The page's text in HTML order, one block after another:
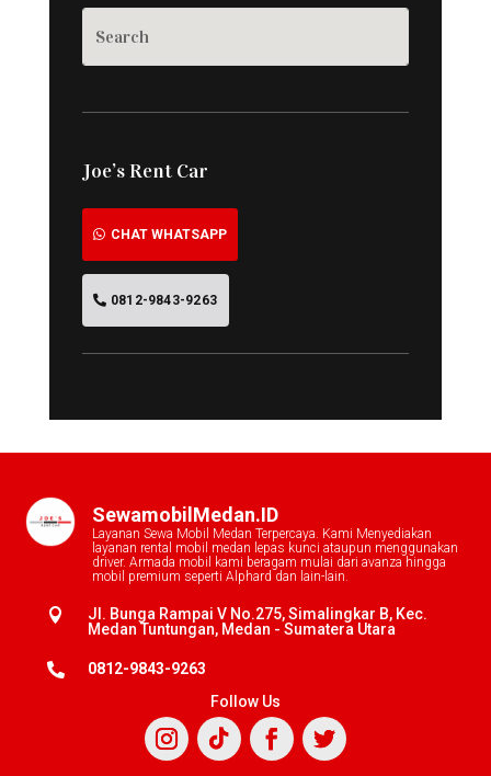
Joe’s Rent Car
CHAT WHATSAPP
0812-9843-9263
SewamobilMedan.ID
Layanan Sewa Mobil Medan Terpercaya. Kami Menyediakan
layanan rental mobil medan lepas kunci ataupun menggunakan
driver. Armada mobil kami beragam mulai dari avanza hingga
mobil premium seperti Alphard dan lain-lain.

Jl. Bunga Rampai V No.275, Simalingkar B, Kec.
Medan Tuntungan, Medan - Sumatera Utara

0812-9843-9263
Follow Us